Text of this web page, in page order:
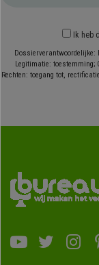
Ik heb
Dossierverantwoordelijke:
Legitimatie: toestemming;
Rechten: toegang tot,